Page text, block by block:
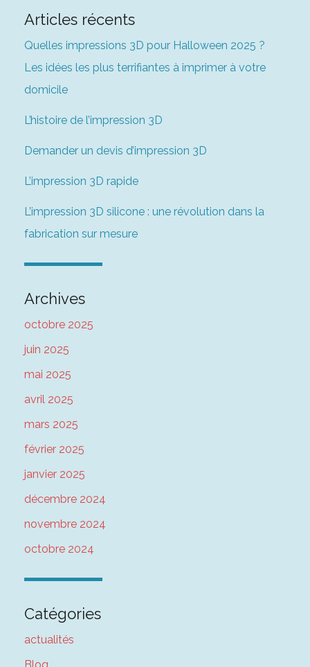
Articles récents
Quelles impressions 3D pour Halloween 2025 ?
Les idées les plus terrifiantes à imprimer à votre
domicile
L’histoire de l’impression 3D
Demander un devis d’impression 3D
L’impression 3D rapide
L’impression 3D silicone : une révolution dans la
fabrication sur mesure
Archives
octobre 2025
juin 2025
mai 2025
avril 2025
mars 2025
février 2025
janvier 2025
décembre 2024
novembre 2024
octobre 2024
Catégories
actualités
Blog